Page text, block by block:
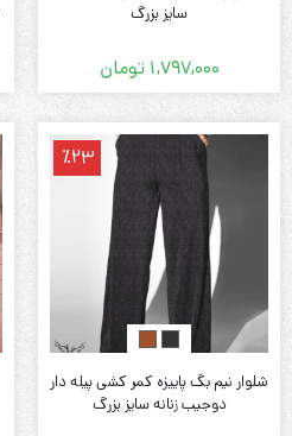
سایز بزرگ
1,797,000 تومان
٪23
شلوار نیم بگ پاییزه کمر کشی پیله دار
دوجیب زنانه سایز بزرگ